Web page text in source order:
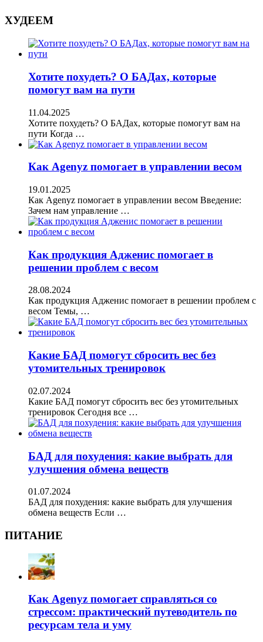
ХУДЕЕМ
Хотите похудеть? О БАДах, которые
помогут вам на пути
11.04.2025
Хотите похудеть? О БАДах, которые помогут вам на
пути Когда …
Как Agenyz помогает в управлении весом
19.01.2025
Как Agenyz помогает в управлении весом Введение:
Зачем нам управление …
Как продукция Адженис помогает в
решении проблем с весом
28.08.2024
Как продукция Адженис помогает в решении проблем с
весом Темы, …
Какие БАД помогут сбросить вес без
утомительных тренировок
02.07.2024
Какие БАД помогут сбросить вес без утомительных
тренировок Сегодня все …
БАД для похудения: какие выбрать для
улучшения обмена веществ
01.07.2024
БАД для похудения: какие выбрать для улучшения
обмена веществ Если …
ПИТАНИЕ
Как Agenyz помогает справляться со
стрессом: практический путеводитель по
ресурсам тела и уму